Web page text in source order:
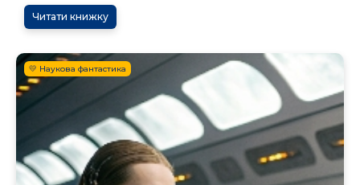
Читати книжку
💛 Наукова фантастика